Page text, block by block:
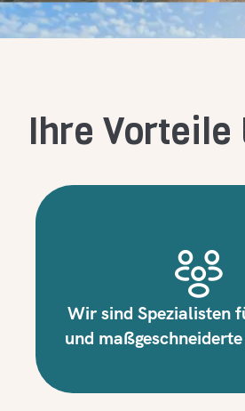
Ihre Vorteile
Wir sind Spezialisten
und